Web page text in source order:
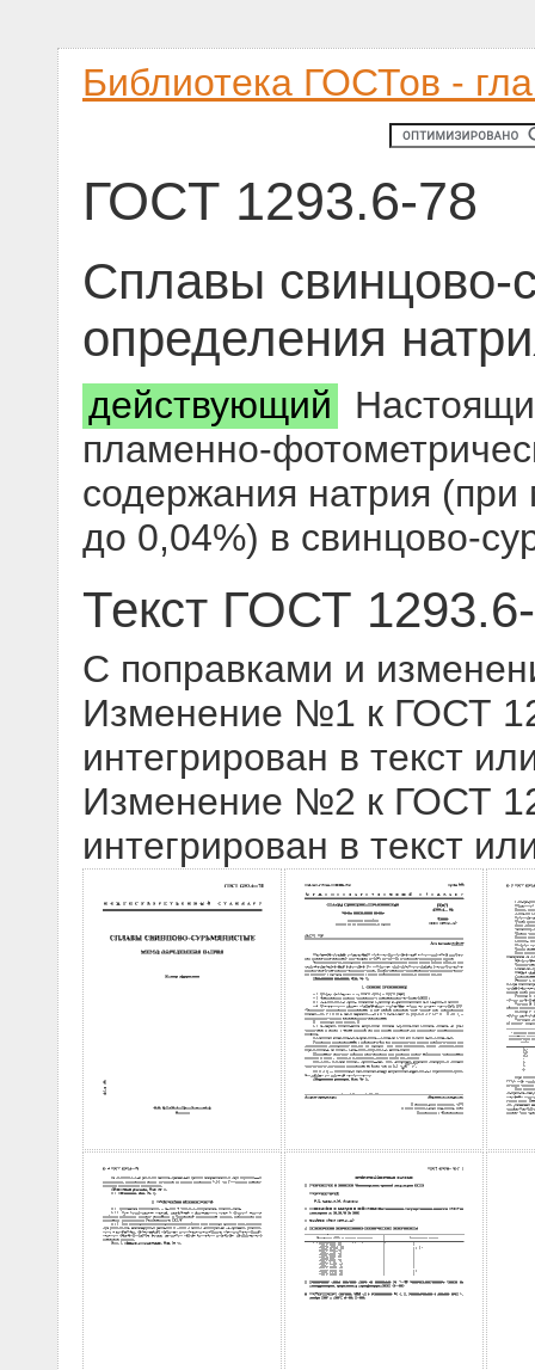
Библиотека ГОСТов -
ГОСТ 1293.6-78
Сплавы свинцово-
определения
действующий
пламенно-
содержания натрия
до 0,04%) в свинцово-
Текст ГОСТ
С поправками и
Изменение №1 к ГОСТ
интегрирован в текст
Изменение №2 к ГОСТ
интегрирован в текст